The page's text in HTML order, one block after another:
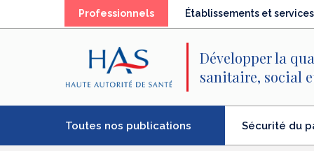
Professionnels(élémentÉtablissements et services
Développer la
sanitaire, social
Toutes nos publications Sécurité du
(élément
séléctionné)